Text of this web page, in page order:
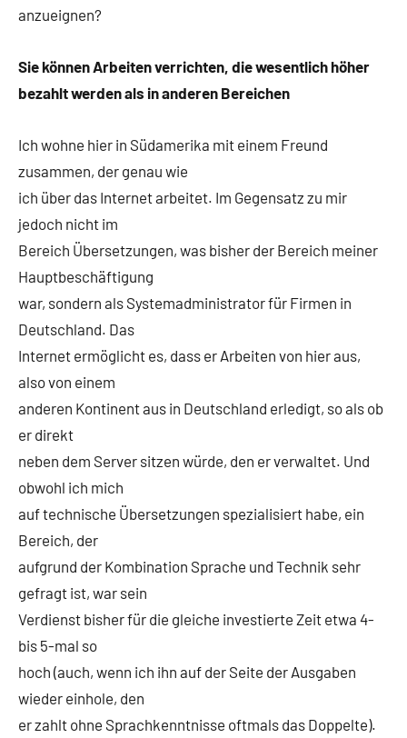
anzueignen?
Sie können Arbeiten verrichten, die wesentlich höher
bezahlt werden als in anderen Bereichen
Ich wohne hier in Südamerika mit einem Freund
zusammen, der genau wie
ich über das Internet arbeitet. Im Gegensatz zu mir
jedoch nicht im
Bereich Übersetzungen, was bisher der Bereich meiner
Hauptbeschäftigung
war, sondern als Systemadministrator für Firmen in
Deutschland. Das
Internet ermöglicht es, dass er Arbeiten von hier aus,
also von einem
anderen Kontinent aus in Deutschland erledigt, so als ob
er direkt
neben dem Server sitzen würde, den er verwaltet. Und
obwohl ich mich
auf technische Übersetzungen spezialisiert habe, ein
Bereich, der
aufgrund der Kombination Sprache und Technik sehr
gefragt ist, war sein
Verdienst bisher für die gleiche investierte Zeit etwa 4-
bis 5-mal so
hoch (auch, wenn ich ihn auf der Seite der Ausgaben
wieder einhole, den
er zahlt ohne Sprachkenntnisse oftmals das Doppelte).